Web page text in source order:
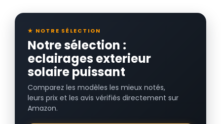
★ NOTRE SÉLECTION
Notre sélection :
eclairages exterieur
solaire puissant
Comparez les modèles les mieux notés,
leurs prix et les avis vérifiés directement sur
Amazon.